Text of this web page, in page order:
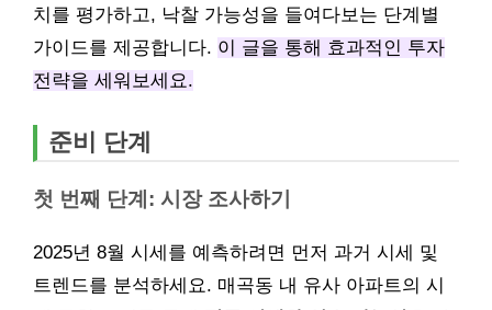
치를 평가하고, 낙찰 가능성을 들여다보는 단계별
가이드를 제공합니다. 이 글을 통해 효과적인 투자
전략을 세워보세요.
준비 단계
첫 번째 단계: 시장 조사하기
2025년 8월 시세를 예측하려면 먼저 과거 시세 및
트렌드를 분석하세요. 매곡동 내 유사 아파트의 시